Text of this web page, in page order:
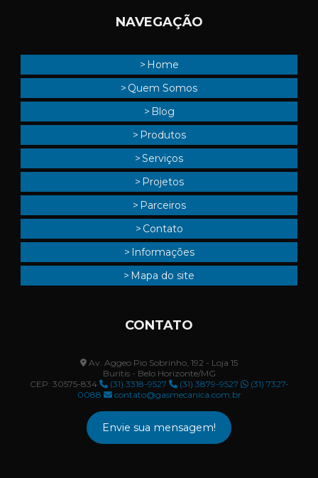
NAVEGAÇÃO
Home
Quem Somos
Blog
Produtos
Serviços
Projetos
Parceiros
Contato
Informações
Mapa do site
CONTATO
Av. Aggeo Pio Sobrinho, 192 - Loja 15
Buritis - Belo Horizonte/MG
CEP: 30575-834
(31) 3318-9527 (31) 3879-9527
(31) 7327-
0088
contato@gasmecanica.com.br
Envie sua mensagem!